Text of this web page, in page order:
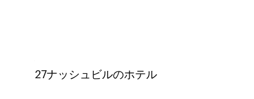
27ナッシュビルのホテル